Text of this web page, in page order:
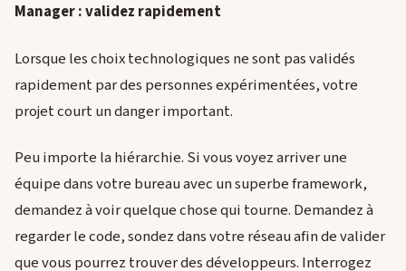
Manager : validez rapidement
Lorsque les choix technologiques ne sont pas validés
rapidement par des personnes expérimentées, votre
projet court un danger important.
Peu importe la hiérarchie. Si vous voyez arriver une
équipe dans votre bureau avec un superbe framework,
demandez à voir quelque chose qui tourne. Demandez à
regarder le code, sondez dans votre réseau afin de valider
que vous pourrez trouver des développeurs. Interrogez